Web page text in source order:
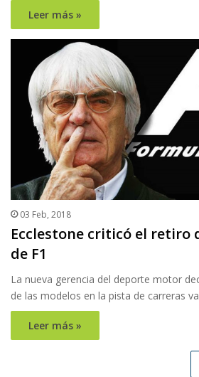
Leer más »
03 Feb, 2018
Ecclestone criticó el retiro
de F1
La nueva gerencia del deporte motor
de las modelos en la pista de carreras
Leer más »